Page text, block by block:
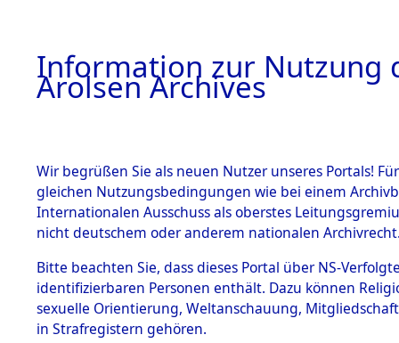
BESTÄNDE
1.
Inhaftierungsdoku
mente
1.2.9 Beim ITS
verwahrte
4Akten
Information zur Nutzung
Arolsen Archives
Wir begrüßen Sie als neuen Nutzer unseres Portals!
gleichen Nutzungsbedingungen wie bei einem
Internationalen Ausschuss als oberstes
nicht deutschem oder anderem nationalen
Bitte beachten Sie, dass dieses Portal über NS-
identifizierbaren Personen enthält. Dazu können
sexuelle Orientierung, Weltanschauung,
in Strafregistern gehören.